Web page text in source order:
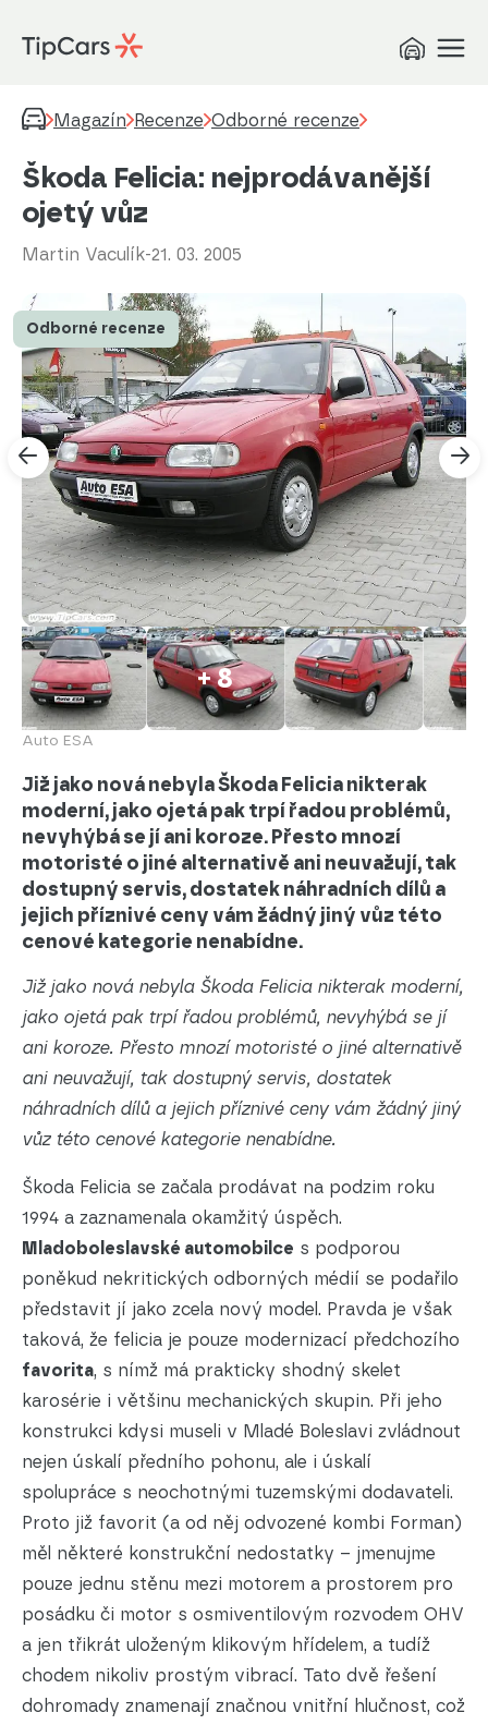
Magazín Recenze Odborné recenze
Škoda Felicia: nejprodávanější
ojetý vůz
Martin Vaculík-21. 03. 2005
+ 8
Auto ESA
Odborné recenze
Již jako nová nebyla Škoda Felicia nikterak
moderní, jako ojetá pak trpí řadou problémů,
nevyhýbá se jí ani koroze. Přesto mnozí
motoristé o jiné alternativě ani neuvažují, tak
dostupný servis, dostatek náhradních dílů a
jejich příznivé ceny vám žádný jiný vůz této
cenové kategorie nenabídne.
Již jako nová nebyla Škoda Felicia nikterak moderní,
jako ojetá pak trpí řadou problémů, nevyhýbá se jí
ani koroze. Přesto mnozí motoristé o jiné alternativě
ani neuvažují, tak dostupný servis, dostatek
náhradních dílů a jejich příznivé ceny vám žádný jiný
vůz této cenové kategorie nenabídne.
Škoda Felicia se začala prodávat na podzim roku
1994 a zaznamenala okamžitý úspěch.
Mladoboleslavské automobilce s podporou
poněkud nekritických odborných médií se podařilo
představit jí jako zcela nový model. Pravda je však
taková, že felicia je pouze modernizací předchozího
favorita, s nímž má prakticky shodný skelet
karosérie i většinu mechanických skupin. Při jeho
konstrukci kdysi museli v Mladé Boleslavi zvládnout
nejen úskalí předního pohonu, ale i úskalí
spolupráce s neochotnými tuzemskými dodavateli.
Proto již favorit (a od něj odvozené kombi Forman)
měl některé konstrukční nedostatky – jmenujme
pouze jednu stěnu mezi motorem a prostorem pro
posádku či motor s osmiventilovým rozvodem OHV
a jen třikrát uloženým klikovým hřídelem, a tudíž
chodem nikoliv prostým vibrací. Tato dvě řešení
dohromady znamenají značnou vnitřní hlučnost, což